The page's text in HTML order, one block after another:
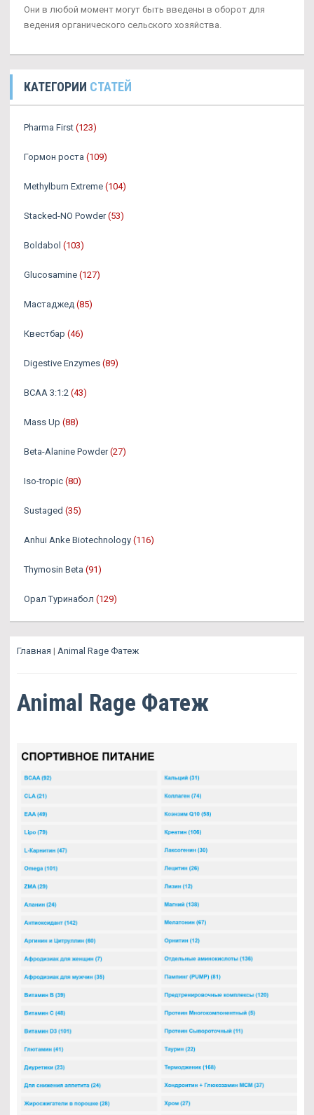
Они в любой момент могут быть введены в оборот для
ведения органического сельского хозяйства.
КАТЕГОРИИ СТАТЕЙ
Pharma First (123)
Гормон роста (109)
Methylburn Extreme (104)
Stacked-NO Powder (53)
Boldabol (103)
Glucosamine (127)
Мастаджед (85)
Квестбар (46)
Digestive Enzymes (89)
BCAA 3:1:2 (43)
Mass Up (88)
Beta-Alanine Powder (27)
Iso-tropic (80)
Sustaged (35)
Anhui Anke Biotechnology (116)
Thymosin Beta (91)
Орал Туринабол (129)
Главная | Animal Rage Фатеж
Animal Rage Фатеж